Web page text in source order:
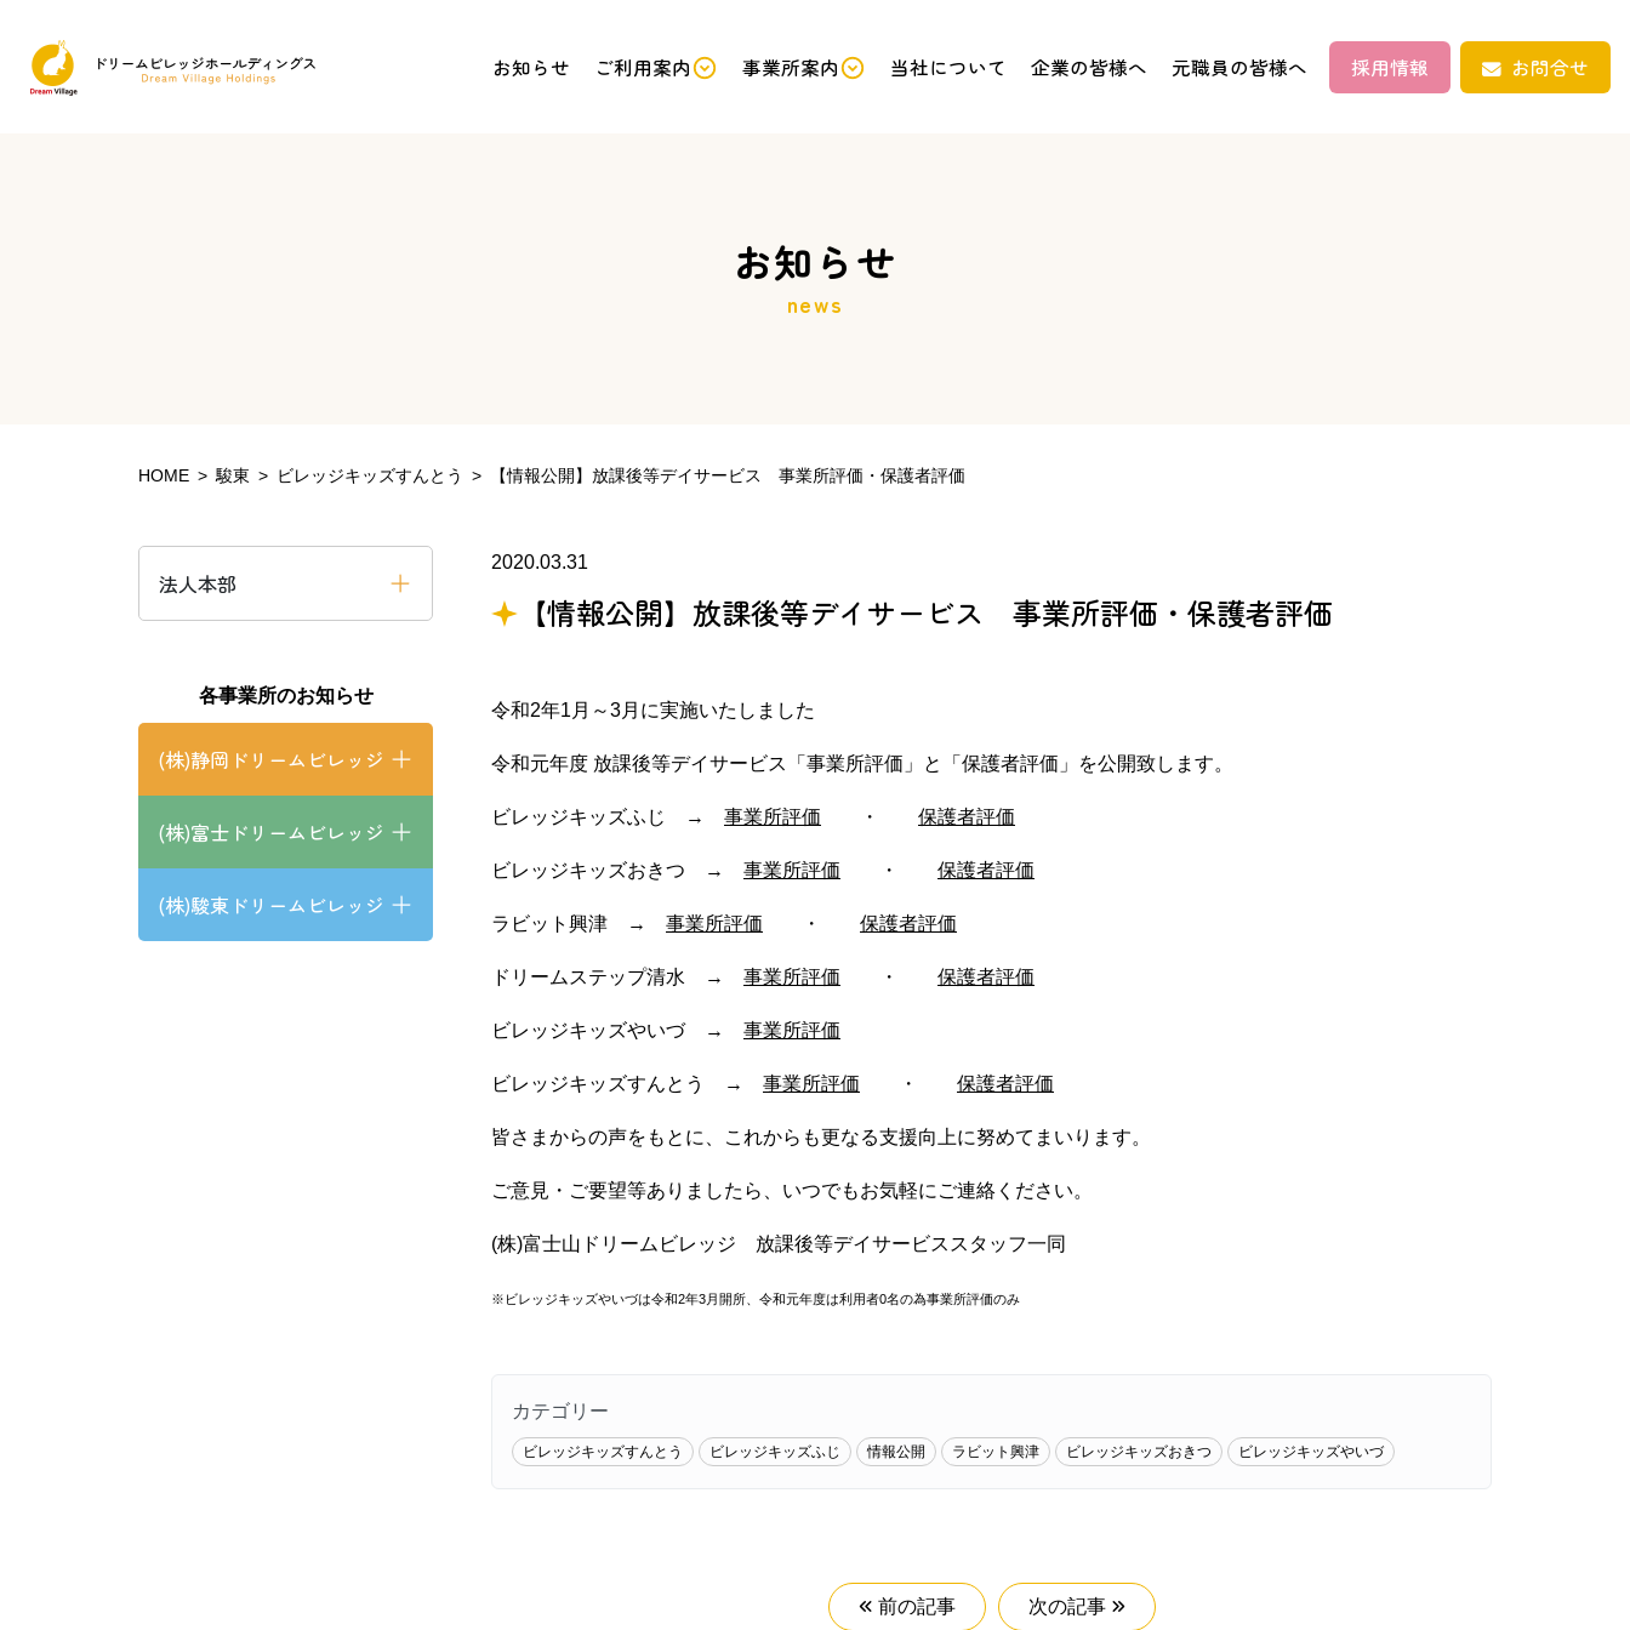
お知らせ ご利用案内 事業所案内
エリアから探す
(株)静岡ドリームビレッジ (株)富士ドリームビレッジ (株)駿東ドリームビレッジ
当社について 企業の皆様へ 元職員の皆様へ 採用情報 お問合せ
お知らせ
news
HOME 駿東 ビレッジキッズすんとう 【情報公開】放課後等デイサービス 事業所評価・保護者評価
2020.03.31
【情報公開】放課後等デイサービス 事業所評価・保護者評価
令和2年1月～3月に実施いたしました
令和元年度 放課後等デイサービス「事業所評価」と「保護者評価」を公開致します。
ビレッジキッズふじ → 事業所評価 ・ 保護者評価
ビレッジキッズおきつ → 事業所評価 ・ 保護者評価
ラビット興津 → 事業所評価 ・ 保護者評価
ドリームステップ清水 → 事業所評価 ・ 保護者評価
ビレッジキッズやいづ → 事業所評価
ビレッジキッズすんとう → 事業所評価 ・ 保護者評価
皆さまからの声をもとに、これからも更なる支援向上に努めてまいります。
ご意見・ご要望等ありましたら、いつでもお気軽にご連絡ください。
(株)富士山ドリームビレッジ 放課後等デイサービススタッフ一同
※ビレッジキッズやいづは令和2年3月開所、令和元年度は利用者0名の為事業所評価のみ
カテゴリー
ビレッジキッズすんとう ビレッジキッズふじ 情報公開 ラビット興津 ビレッジキッズおきつ ビレッジキッズやいづ
前の記事 次の記事
法人本部
各事業所のお知らせ
(株)静岡ドリームビレッジ
(株)富士ドリームビレッジ
(株)駿東ドリームビレッジ